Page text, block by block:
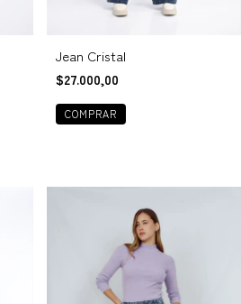
Jean Cristal
$27.000,00
COMPRAR